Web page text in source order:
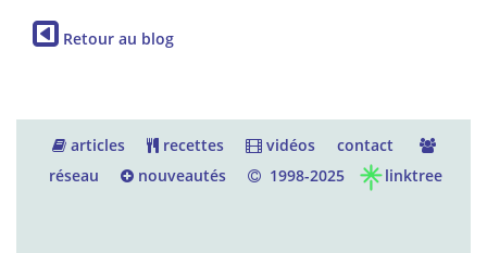
Retour au blog
articles recettes vidéos
contact
réseau
nouveautés 1998-2025 linktree